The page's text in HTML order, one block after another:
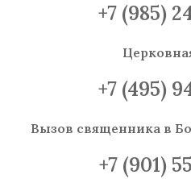
+7 (985)
+7 (495)
Вызов священника в
+7 (901)